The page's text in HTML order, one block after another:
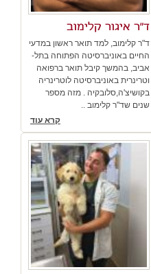
ד"ר איגור קלימוב
ד"ר קלימוב, למד תואר ראשון במדעי
החיים באוניברסיטה הפתוחה בתל-
אביב, בהמשך קיבל תואר ברפואה
וטרינרית באוניברסיטה לוטרינריה
בקושיצ'ה,סלובקיה . מזה מספר
שנים שד"ר קלימוב ..
קרא עוד